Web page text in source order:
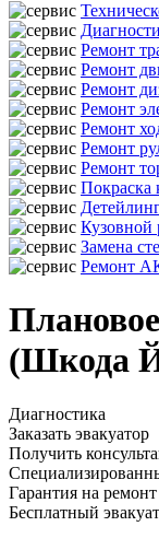
Ремонт
Ремонт
Ремонт
Ремонт
Ремонт
Ремонт
Ремонт
Покраска
Кузовной
Замена
Ремонт
(Шкода
Диагностика
Заказать эвакуатор
Получить
Гарантия на
Бесплатный